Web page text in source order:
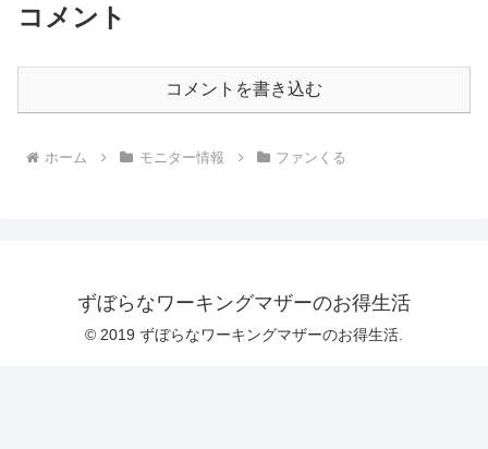
コメント
コメントを書き込む
ホーム モニター情報 ファンくる
ずぼらなワーキングマザーのお得生活
© 2019 ずぼらなワーキングマザーのお得生活.